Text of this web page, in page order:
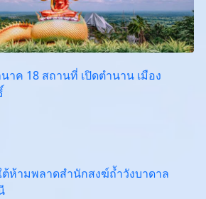
ค 18 สถานที่ เปิดตำนาน เมือง
ห้ามพลาดสำนักสงฆ์ถ้ำวังบาดาล